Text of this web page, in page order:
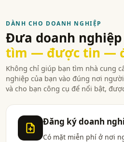
DÀNH CHO DOANH NGHIỆP
Đưa doanh nghiệp
tìm — được tin —
Không chỉ giúp bạn tìm nhà cung
nghiệp của bạn vào đúng nơi
và cho bạn công cụ để nổi bật,
Đăng ký doanh
Có mặt miễn phí ở nơi